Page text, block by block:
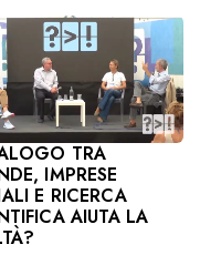
TRA
IMPRESE
E RICERCA
AIUTA LA